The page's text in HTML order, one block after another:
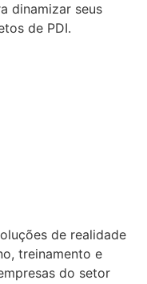
dinamizar seus
de PDI.
de realidade
treinamento e
do setor